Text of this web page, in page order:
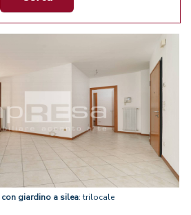
con giardino a silea: trilocale